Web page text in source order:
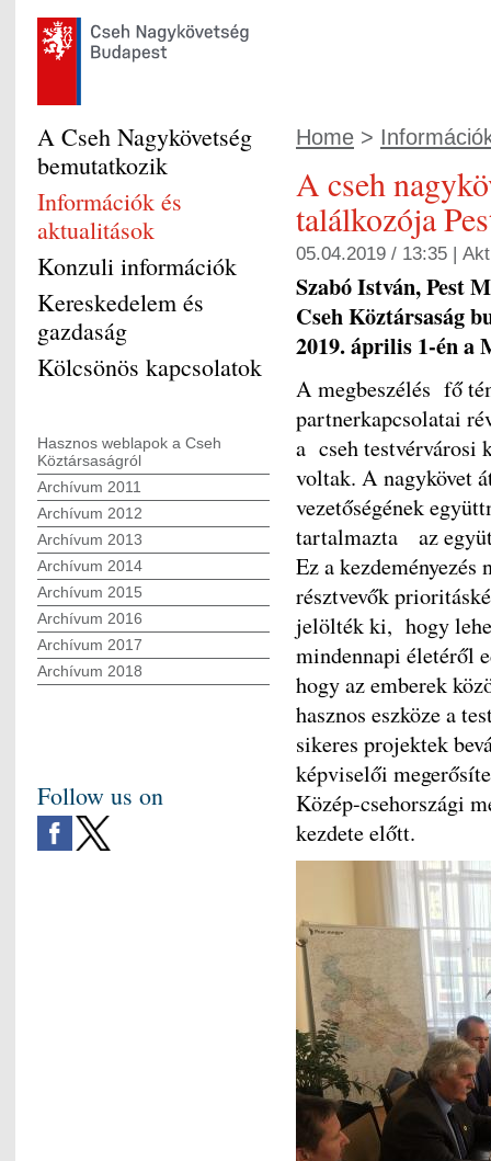
Home >
A cseh
találkozója
05.04.2019 / 13:35 |
Szabó István, Pest
Cseh Köztársaság
2019. április 1-én a
A megbeszélés fő
partnerkapcsolatai
a cseh testvérvárosi
voltak. A nagykövet
vezetőségének
tartalmazta az
Ez a
résztvevők
jelölték ki, hogy
mindennapi életéről
hogy az emberek
hasznos eszköze a
sikeres projektek
képviselői
Közép-csehországi
kezdete előtt.
A Cseh Nagykövetség
bemutatkozik
Információk és
aktualitások
Konzuli információk
Kereskedelem és
gazdaság
Kölcsönös kapcsolatok
Hasznos weblapok a Cseh
Köztársaságról
Archívum 2011
Archívum 2012
Archívum 2013
Archívum 2014
Archívum 2015
Archívum 2016
Archívum 2017
Archívum 2018
Follow us on